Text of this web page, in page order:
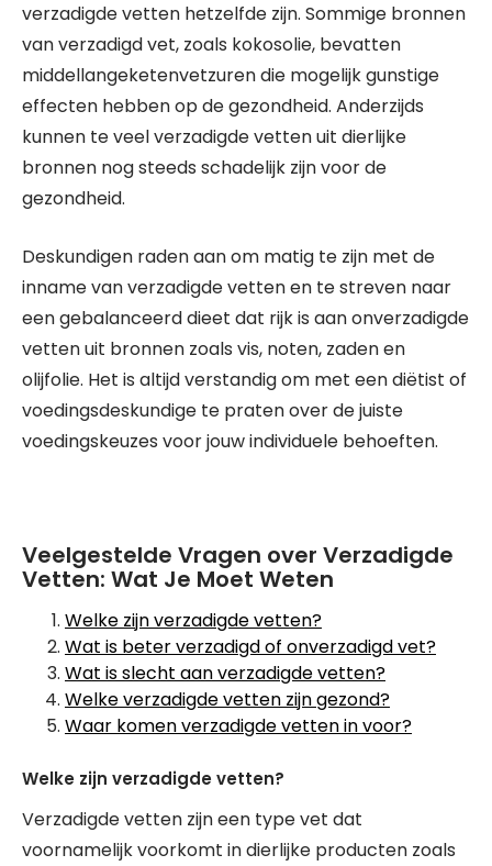
verzadigde vetten hetzelfde zijn. Sommige bronnen
van verzadigd vet, zoals kokosolie, bevatten
middellangeketenvetzuren die mogelijk gunstige
effecten hebben op de gezondheid. Anderzijds
kunnen te veel verzadigde vetten uit dierlijke
bronnen nog steeds schadelijk zijn voor de
gezondheid.
Deskundigen raden aan om matig te zijn met de
inname van verzadigde vetten en te streven naar
een gebalanceerd dieet dat rijk is aan onverzadigde
vetten uit bronnen zoals vis, noten, zaden en
olijfolie. Het is altijd verstandig om met een diëtist of
voedingsdeskundige te praten over de juiste
voedingskeuzes voor jouw individuele behoeften.
Veelgestelde Vragen over Verzadigde
Vetten: Wat Je Moet Weten
Welke zijn verzadigde vetten?
Wat is beter verzadigd of onverzadigd vet?
Wat is slecht aan verzadigde vetten?
Welke verzadigde vetten zijn gezond?
Waar komen verzadigde vetten in voor?
Welke zijn verzadigde vetten?
Verzadigde vetten zijn een type vet dat
voornamelijk voorkomt in dierlijke producten zoals